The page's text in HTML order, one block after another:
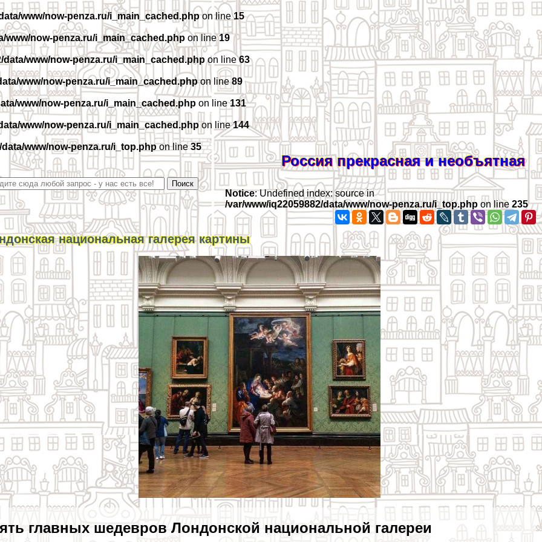
www/now-penza.ru/i_main_cached.phpon line15
www/now-penza.ru/i_main_cached.php on line19
data/www/now-penza.ru/i_main_cached.phpon line63
www/now-penza.ru/i_main_cached.phpon line89
www/now-penza.ru/i_main_cached.php on line131
www/now-penza.ru/i_main_cached.phpon line144
www/now-penza.ru/i_top.phpon line35
Россия прекрасная и необъятная
Notice: Undefined index: source in
/var/www/iq22059882/data/www/now-penza.ru/i_top.php on line235
национальная галерея картины
главных шедевров Лондонской национальной галереи